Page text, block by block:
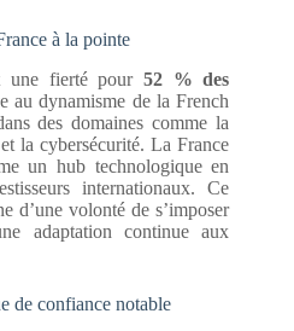
à la pointe
une fierté pour 52 % des
au dynamisme de la French
des domaines comme la
la cybersécurité. La France
un hub technologique en
internationaux. Ce
d’une volonté de s’imposer
adaptation continue aux
de confiance notable